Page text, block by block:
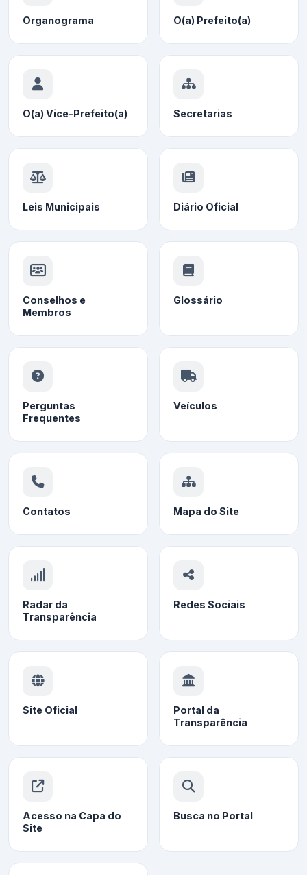
Organograma O(a) Prefeito(a)
O(a) Vice-Prefeito(a) Secretarias
Leis Municipais Diário Oficial
Conselhos e
Membros
Glossário
Perguntas
Frequentes
Veículos
Contatos Mapa do Site
Radar da
Transparência
Redes Sociais
Site Oficial
Portal da
Transparência
Acesso na Capa do
Site
Busca no Portal